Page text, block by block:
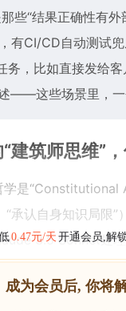
些“结果正确性有
有CI/CD自动测试
务，比如直接发给
——这些场景里，
筑师思维”
是“Constitutional
“承认自身知识局限
3.5 Sonnet处
0.47元/天 开通会员,解
成为会员后, 你将